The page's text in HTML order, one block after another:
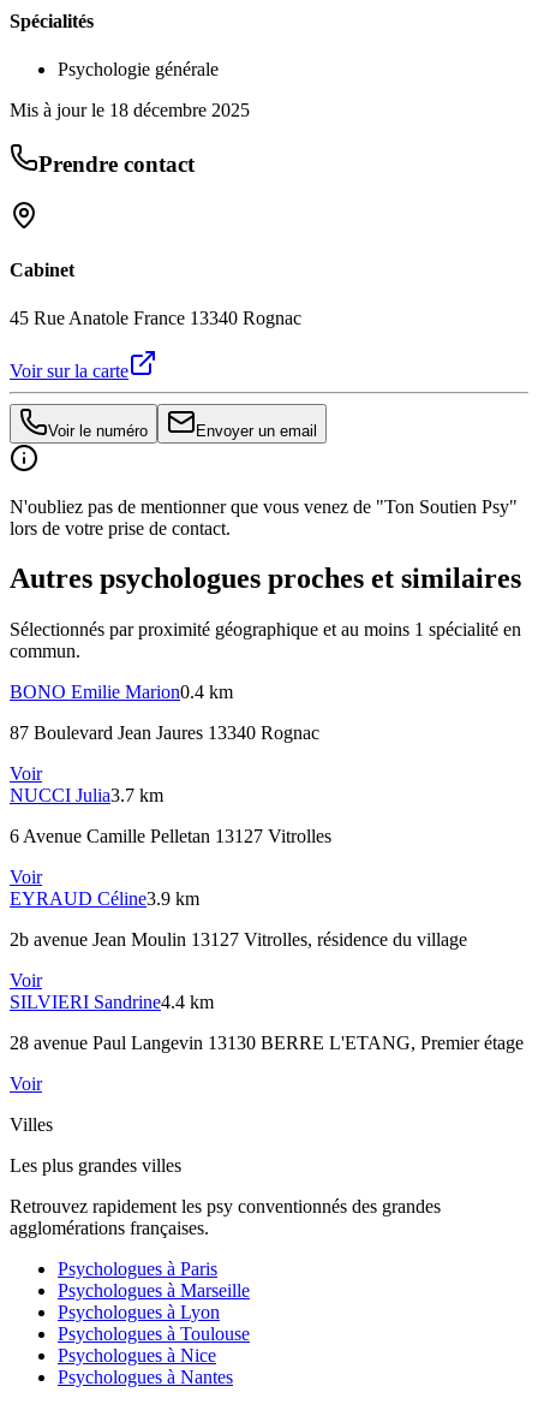
Spécialités
Psychologie générale
Mis à jour le 18 décembre 2025
Prendre contact
Cabinet
45 Rue Anatole France 13340 Rognac
Voir sur la carte
Voir le numéro Envoyer un email
N'oubliez pas de mentionner que vous venez de "Ton Soutien Psy"
lors de votre prise de contact.
Autres psychologues proches et similaires
Sélectionnés par proximité géographique et au moins 1 spécialité en
commun.
BONO Emilie Marion0.4 km
87 Boulevard Jean Jaures 13340 Rognac
Voir
NUCCI Julia3.7 km
6 Avenue Camille Pelletan 13127 Vitrolles
Voir
EYRAUD Céline3.9 km
2b avenue Jean Moulin 13127 Vitrolles, résidence du village
Voir
SILVIERI Sandrine4.4 km
28 avenue Paul Langevin 13130 BERRE L'ETANG, Premier étage
Voir
Villes
Les plus grandes villes
Retrouvez rapidement les psy conventionnés des grandes
agglomérations françaises.
Psychologues à Paris
Psychologues à Marseille
Psychologues à Lyon
Psychologues à Toulouse
Psychologues à Nice
Psychologues à Nantes